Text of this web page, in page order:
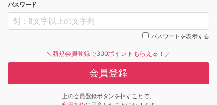
パスワード
パスワードを表示する
＼新規会員登録で300ポイントもらえる！／
会員登録
上の会員登録ボタンを押すことで、